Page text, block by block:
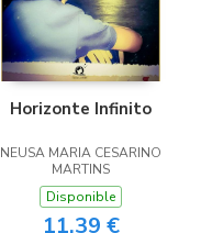
Horizonte Infinito
NEUSA MARIA CESARINO
MARTINS
Disponible
11,39 €